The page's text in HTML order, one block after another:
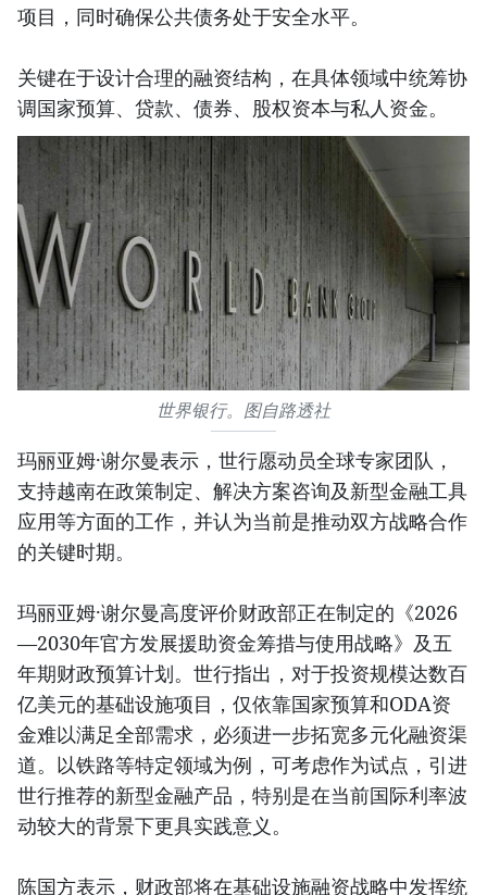
项目，同时确保公共债务处于安全水平。
关键在于设计合理的融资结构，在具体领域中统筹协
调国家预算、贷款、债券、股权资本与私人资金。
世界银行。图自路透社
玛丽亚姆·谢尔曼表示，世行愿动员全球专家团队，
支持越南在政策制定、解决方案咨询及新型金融工具
应用等方面的工作，并认为当前是推动双方战略合作
的关键时期。
玛丽亚姆·谢尔曼高度评价财政部正在制定的《2026
—2030年官方发展援助资金筹措与使用战略》及五
年期财政预算计划。世行指出，对于投资规模达数百
亿美元的基础设施项目，仅依靠国家预算和ODA资
金难以满足全部需求，必须进一步拓宽多元化融资渠
道。以铁路等特定领域为例，可考虑作为试点，引进
世行推荐的新型金融产品，特别是在当前国际利率波
动较大的背景下更具实践意义。
陈国方表示，财政部将在基础设施融资战略中发挥统